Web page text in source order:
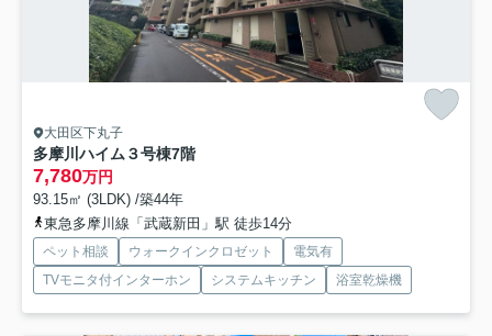
大田区下丸子
多摩川ハイム３号棟7階
7,780万円
93.15㎡ (3LDK) /築44年
東急多摩川線「武蔵新田」駅 徒歩14分
ペット相談 ウォークインクロゼット
電気有
TVモニタ付インターホン
システムキッチン 浴室乾燥機